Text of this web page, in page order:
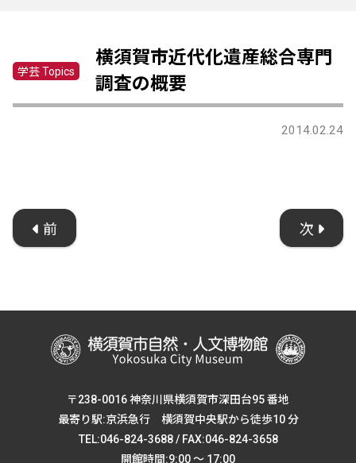
学芸 Topics
横須賀市近代化遺産総合専門
調査の概要
2014.02.24
前 次
〒238-0016 神奈川県横須賀市深田台95 番地
最寄り駅:京浜急行 横須賀中央駅から徒歩10 分
TEL:046-824-3688 / FAX:046-824-3658
開館時間:9:00 ～ 17:00